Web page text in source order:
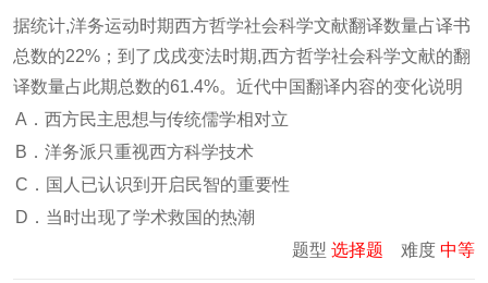
据统计,洋务运动时期西方哲学社会科学文献翻译数量占译书
总数的22%；到了戊戌变法时期,西方哲学社会科学文献的翻
译数量占此期总数的61.4%。近代中国翻译内容的变化说明
A．西方民主思想与传统儒学相对立
B．洋务派只重视西方科学技术
C．国人已认识到开启民智的重要性
D．当时出现了学术救国的热潮
题型 选择题 难度 中等